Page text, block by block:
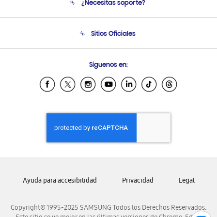
Soporte
¿Necesitas soporte?
Soporte vía eMail
Sitios Oficiales
Samsung Ecuador
Samsung El Salvador
Samsung Honduras
Samsung Nicaragua
Samsung Panamá
Samsung Venezuela
Síguenos en:
Copyright© 1995-2025 SAMSUNG Todos los Derechos Reservados.
Ayuda para accesibilidad Privacidad Legal